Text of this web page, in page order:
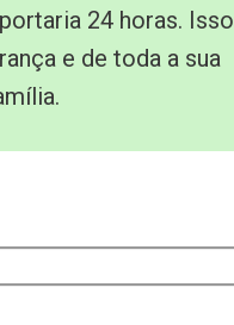
24 horas. Isso
e de toda a sua